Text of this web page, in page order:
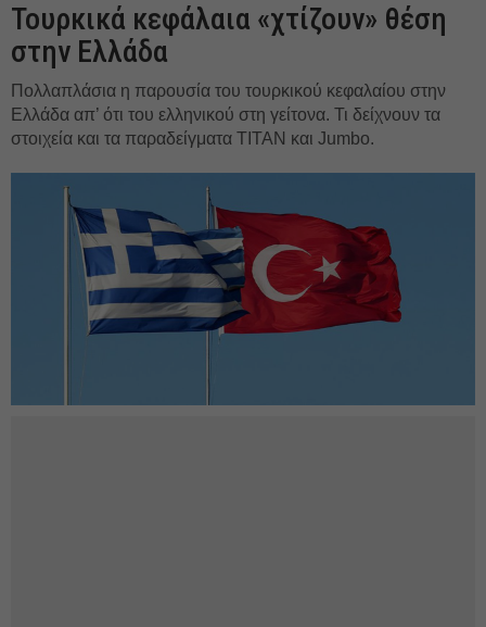
Τουρκικά κεφάλαια «χτίζουν» θέση
στην Ελλάδα
Πολλαπλάσια η παρουσία του τουρκικού κεφαλαίου στην
Ελλάδα απ’ ότι του ελληνικού στη γείτονα. Τι δείχνουν τα
στοιχεία και τα παραδείγματα ΤΙΤΑΝ και Jumbo.